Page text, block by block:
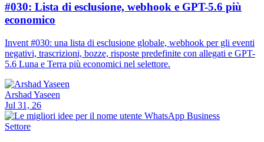
#030: Lista di esclusione, webhook e GPT-5.6 più
economico
Invent #030: una lista di esclusione globale, webhook per gli eventi
negativi, trascrizioni, bozze, risposte predefinite con allegati e GPT-
5.6 Luna e Terra più economici nel selettore.
Arshad Yaseen
Jul 31, 26
Settore